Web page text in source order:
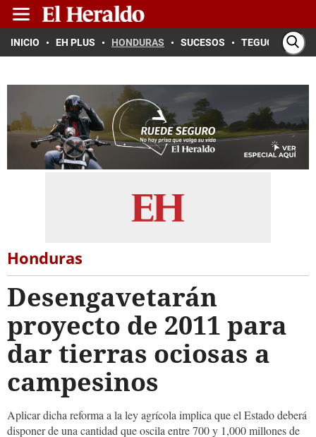
INICIO EH PLUS HONDURAS SUCESOS TEGUCIGALPA
Honduras
Desengavetarán
proyecto de 2011 para
dar tierras ociosas a
campesinos
Aplicar dicha reforma a la ley agrícola implica que el Estado deberá
disponer de una cantidad que oscila entre 700 y 1,000 millones de